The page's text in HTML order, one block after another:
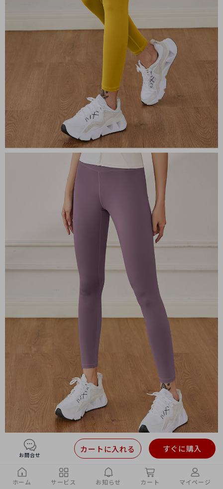
お問合せ
すぐに購入
カートに入れる
ホーム サービス お知らせ カート マイページ